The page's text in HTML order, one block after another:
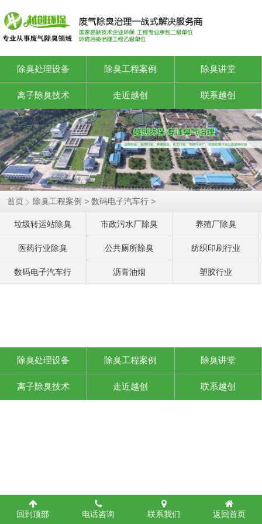
除臭处理设备 除臭工程案例 除臭讲堂
离子除臭技术 走近越创 联系越创
静电油烟设备
首页 除臭工程案例 > 数码电子汽车行 >
垃圾转运站除臭 市政污水厂除臭 养殖厂除臭
医药行业除臭 公共厕所除臭 纺织印刷行业
数码电子汽车行 沥青油烟 塑胶行业
除臭处理设备 除臭工程案例 除臭讲堂
离子除臭技术 走近越创 联系越创
回到顶部 电话咨询 联系我们 返回首页